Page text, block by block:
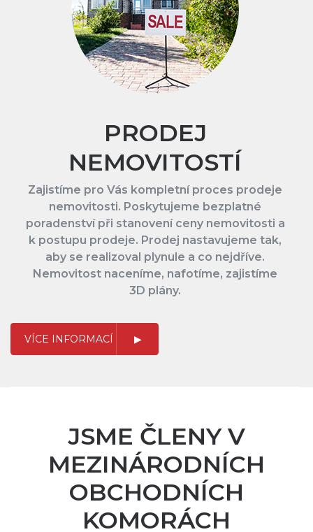
PRODEJ
NEMOVITOSTÍ
Zajistíme pro Vás kompletní proces prodeje
nemovitosti. Poskytujeme bezplatné
poradenství při stanovení ceny nemovitosti a
k postupu prodeje. Prodej nastavujeme tak,
aby se realizoval plynule a co nejdříve.
Nemovitost naceníme, nafotíme, zajistíme
3D plány.
VÍCE INFORMACÍ
JSME ČLENY V
MEZINÁRODNÍCH
OBCHODNÍCH
KOMORÁCH